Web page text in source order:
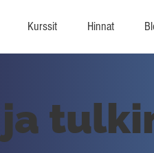
Kurssit Hinnat